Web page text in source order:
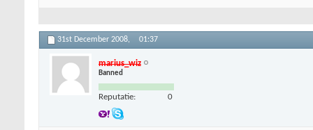
31st December 2008, 01:37
marius_wiz
Banned
Reputatie: 0